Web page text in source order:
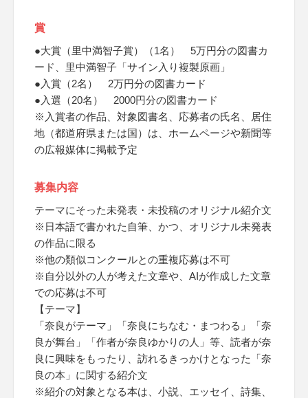
賞
●大賞（里中満智子賞）（1名） 5万円分の図書カ
ード、里中満智子「サイン入り複製原画」
●入賞（2名） 2万円分の図書カード
●入選（20名） 2000円分の図書カード
※入賞者の作品、対象図書名、応募者の氏名、居住
地（都道府県または国）は、ホームページや新聞等
の広報媒体に掲載予定
募集内容
テーマにそった未発表・未投稿のオリジナル紹介文
※日本語で書かれた自筆、かつ、オリジナル未発表
の作品に限る
※他の類似コンクールとの重複応募は不可
※自分以外の人が考えた文章や、AIが作成した文章
での応募は不可
【テーマ】
「奈良がテーマ」「奈良にちなむ・まつわる」「奈
良が舞台」「作者が奈良ゆかりの人」等、読者が奈
良に興味をもったり、訪れるきっかけとなった「奈
良の本」に関する紹介文
※紹介の対象となる本は、小説、エッセイ、詩集、